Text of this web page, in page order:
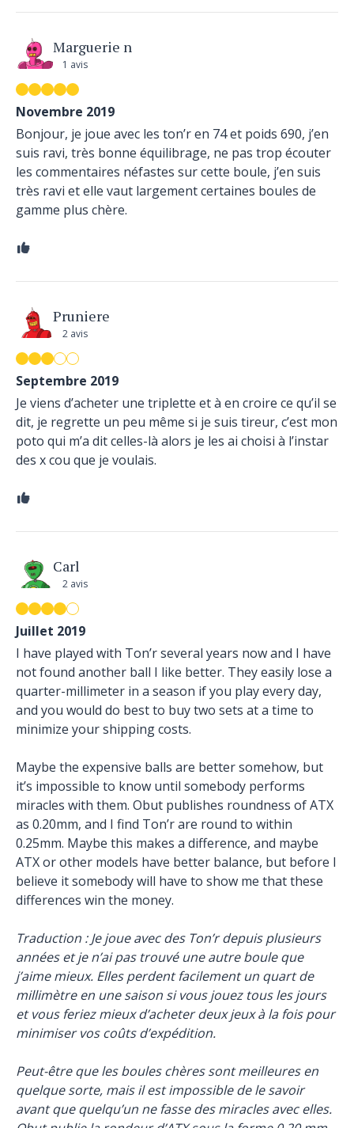
Marguerie n
1 avis
Novembre 2019
Bonjour, je joue avec les ton’r en 74 et poids 690, j’en
suis ravi, très bonne équilibrage, ne pas trop écouter
les commentaires néfastes sur cette boule, j’en suis
très ravi et elle vaut largement certaines boules de
gamme plus chère.
Pruniere
2 avis
Septembre 2019
Je viens d’acheter une triplette et à en croire ce qu’il se
dit, je regrette un peu même si je suis tireur, c’est mon
poto qui m’a dit celles-là alors je les ai choisi à l’instar
des x cou que je voulais.
Carl
2 avis
Juillet 2019
I have played with Ton’r several years now and I have
not found another ball I like better. They easily lose a
quarter-millimeter in a season if you play every day,
and you would do best to buy two sets at a time to
minimize your shipping costs.
Maybe the expensive balls are better somehow, but
it’s impossible to know until somebody performs
miracles with them. Obut publishes roundness of ATX
as 0.20mm, and I find Ton’r are round to within
0.25mm. Maybe this makes a difference, and maybe
ATX or other models have better balance, but before I
believe it somebody will have to show me that these
differences win the money.
Traduction : Je joue avec des Ton’r depuis plusieurs
années et je n’ai pas trouvé une autre boule que
j’aime mieux. Elles perdent facilement un quart de
millimètre en une saison si vous jouez tous les jours
et vous feriez mieux d’acheter deux jeux à la fois pour
minimiser vos coûts d’expédition.
Peut-être que les boules chères sont meilleures en
quelque sorte, mais il est impossible de le savoir
avant que quelqu’un ne fasse des miracles avec elles.